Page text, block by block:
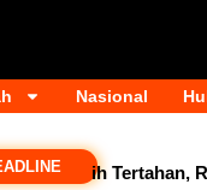
Nasional
Masih Tertahan,